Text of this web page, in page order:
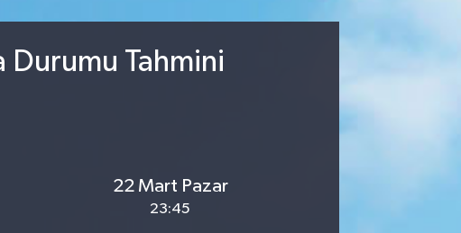
Durumu Tahmini
22 Mart Pazar
23:45